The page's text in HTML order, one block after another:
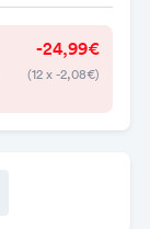
-24,99€
(12 x -2,08€)